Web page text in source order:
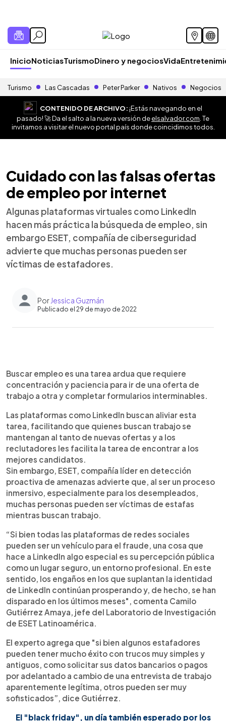
InicioNoticiasTurismoDinero y negociosVida
Turismo Las Cascadas Peter Parker Nativos Negocios
CONTENIDO DE ARCHIVO:¡Estás navegando en el
pasado! 🚀 Da el salto a la nueva versión deelsalvador.com . Te
invitamos a visitar el nuevo portal país donde coincidimos todos.
Cuidado con las falsas ofertas
de empleo por internet
Algunas plataformas virtuales como LinkedIn
hacen más práctica la búsqueda de empleo, sin
embargo ESET, compañía de ciberseguridad
advierte que muchas personas pueden ser
víctimas de estafadores.
Por Jessica Guzmán
Publicado el 29 de mayo de 2022
Escuchar artículo
Buscar empleo es una tarea ardua que requiere
concentración y paciencia para ir de una oferta de
trabajo a otra y completar formularios interminables.
Las plataformas como LinkedIn buscan aliviar esta
tarea, facilitando que quienes buscan trabajo se
mantengan al tanto de nuevas ofertas y a los
reclutadores les facilita la tarea de encontrar a los
mejores candidatos.
Sin embargo, ESET, compañía líder en detección
proactiva de amenazas advierte que, al ser un proceso
inmersivo, especialmente para los desempleados,
muchas personas pueden ser víctimas de estafas
mientras buscan trabajo.
“Si bien todas las plataformas de redes sociales
pueden ser un vehículo para el fraude, una cosa que
hace a LinkedIn algo especial es su percepción pública
como un lugar seguro, un entorno profesional. En este
sentido, los engaños en los que suplantan la identidad
de LinkedIn continúan prosperando y, de hecho, se han
disparado en los últimos meses", comenta Camilo
Gutiérrez Amaya, jefe del Laboratorio de Investigación
de ESET Latinoamérica.
El experto agrega que "si bien algunos estafadores
pueden tener mucho éxito con trucos muy simples y
antiguos, como solicitar sus datos bancarios o pagos
por adelantado a cambio de una entrevista de trabajo
aparentemente legítima, otros pueden ser muy
sofisticados”, dice Gutiérrez.
El "black friday", un día también esperado por los